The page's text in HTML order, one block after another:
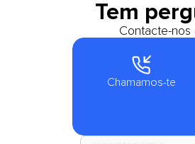
Tem
Contacte-nos
Chamamos-te